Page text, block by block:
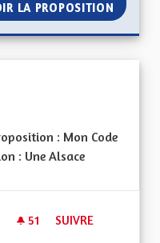
LA PROPOSITION UNE
: Mon Code
: Une Alsace
51 51 ABONNÉS
SUIVRE